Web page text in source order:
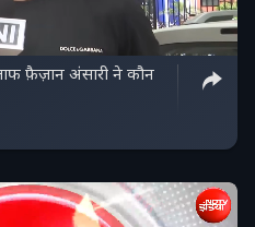
फ़ैज़ान अंसारी ने कौन